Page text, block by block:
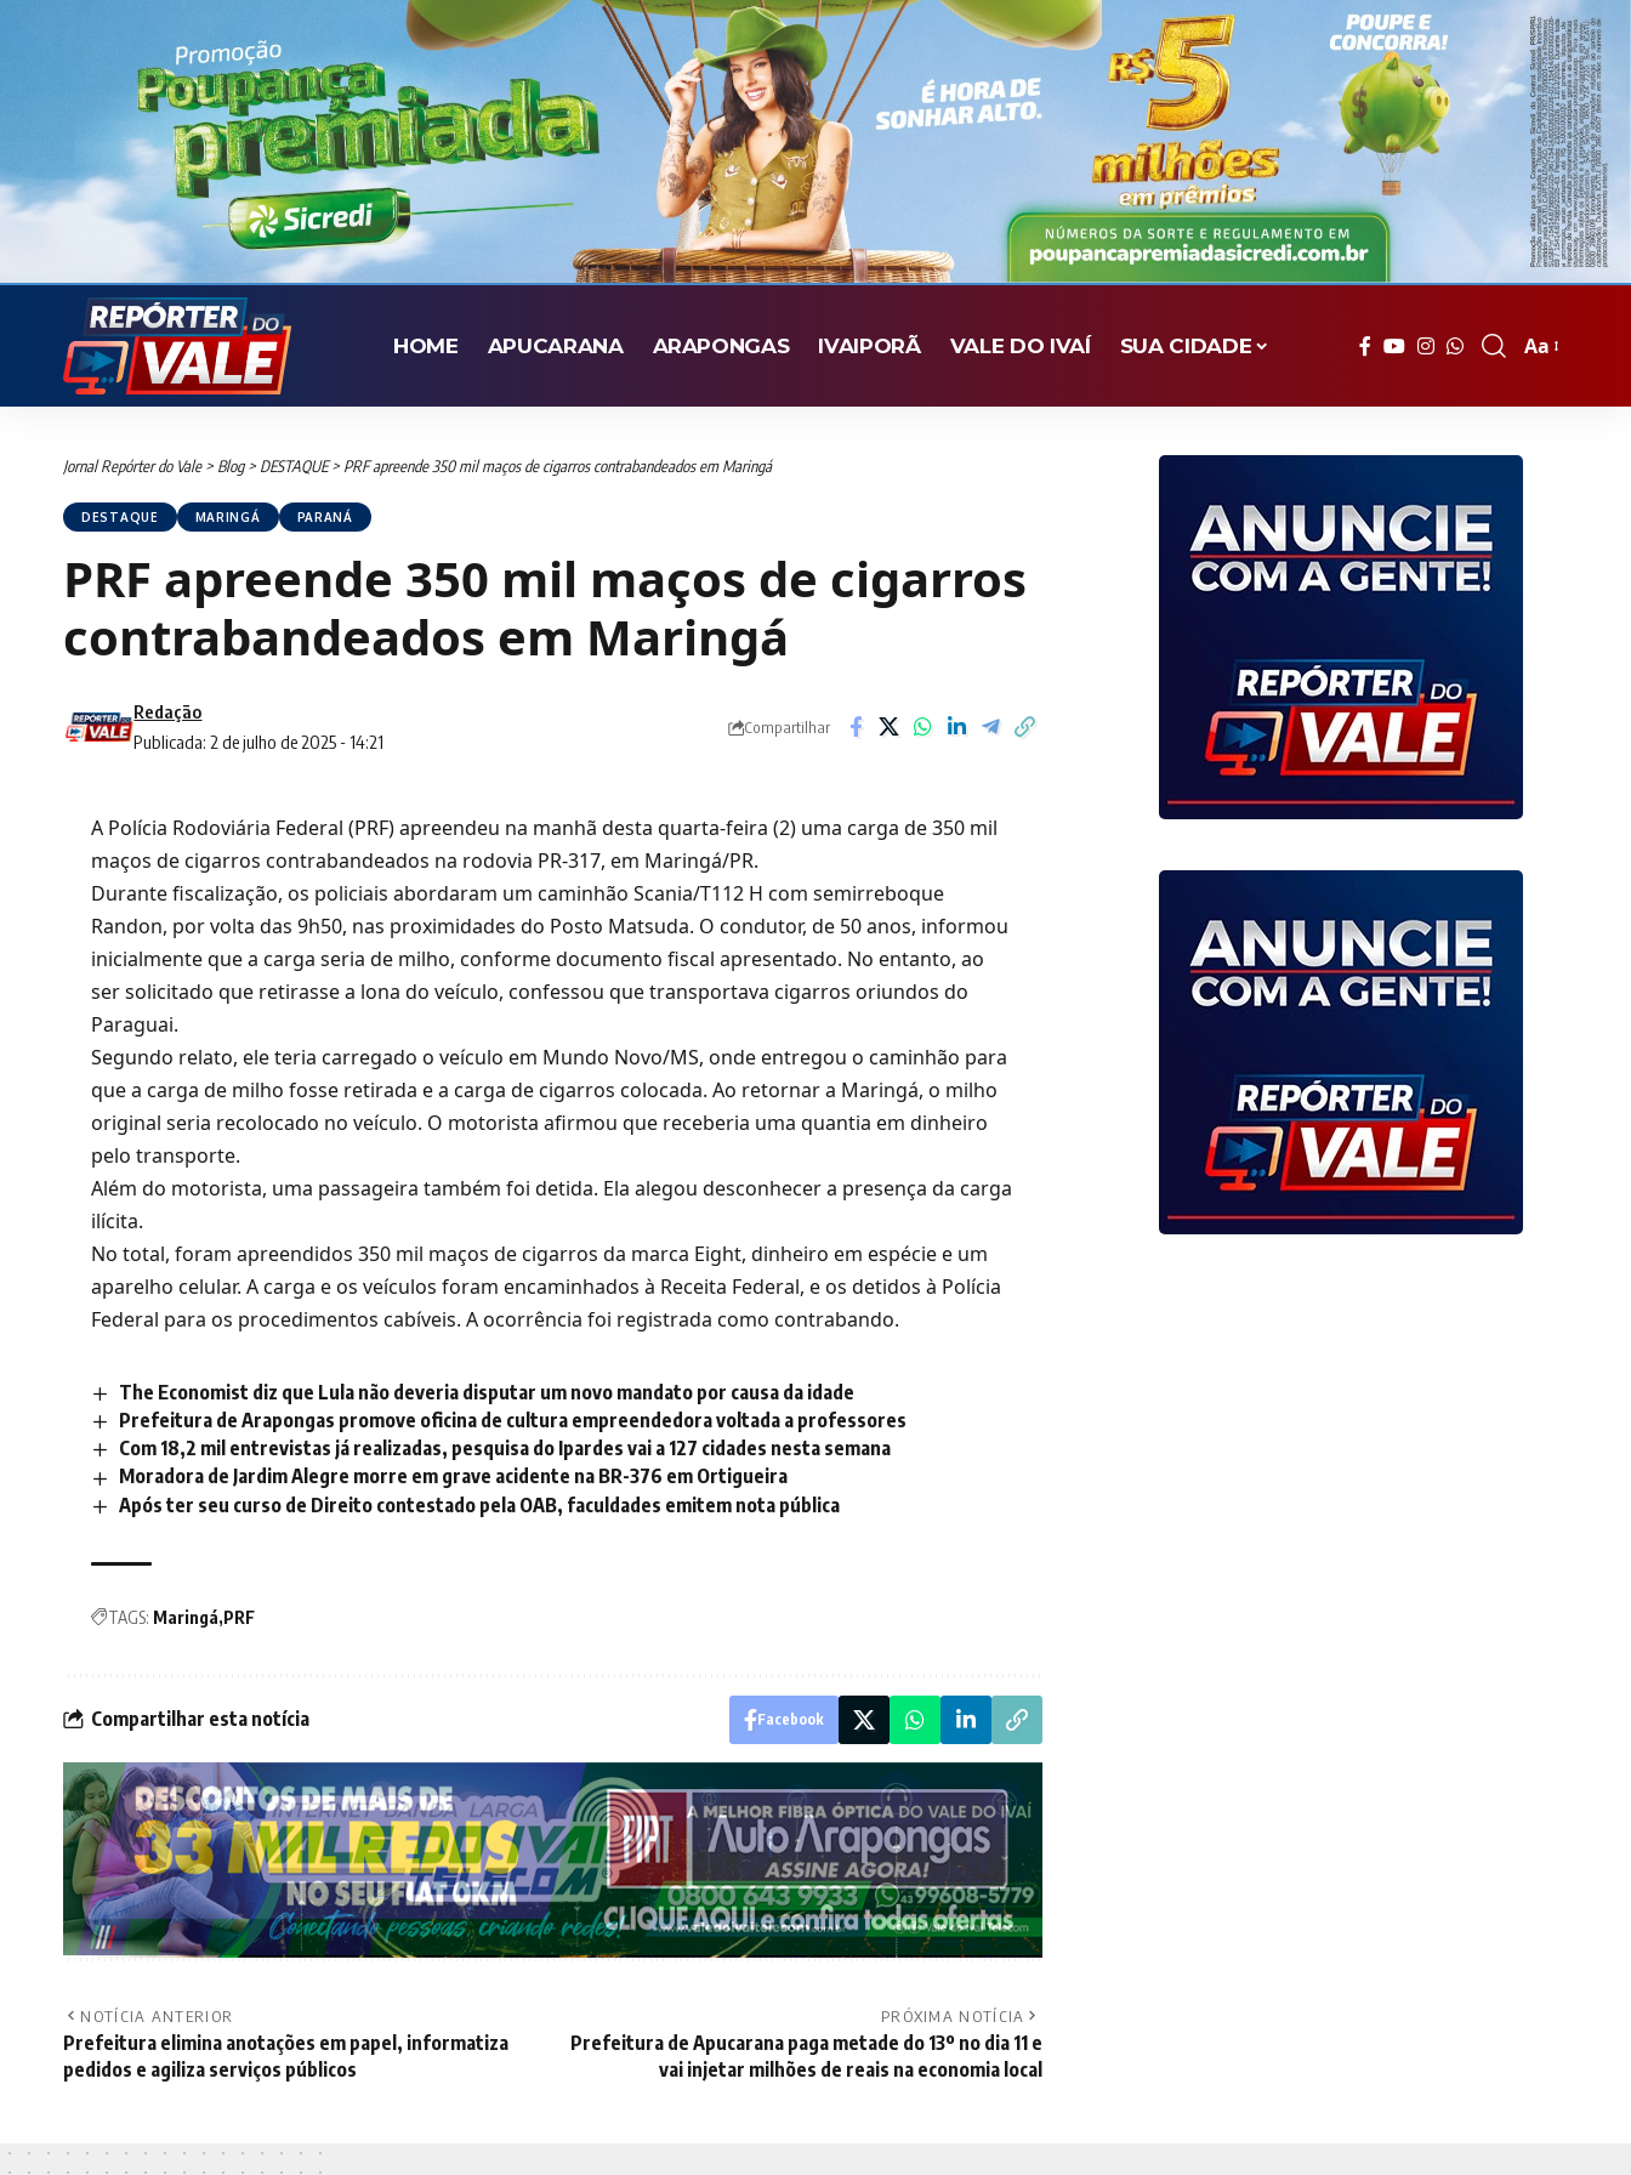
HOME APUCARANA ARAPONGAS IVAIPORÃ VALE DO IVAÍ SUA CIDADE
Font
Aa
Jornal Repórter do Vale> Blog> DESTAQUE> PRF apreende 350 mil maços de cigarros contrabandeados em Maringá
DESTAQUE MARINGÁ PARANÁ
PRF apreende 350 mil maços de cigarros
contrabandeados em Maringá
Publicada: 2 de julho de 2025 - 14:21
Redação
Compartilhar
A Polícia Rodoviária Federal (PRF) apreendeu na manhã desta quarta-feira (2) uma carga de 350 mil
maços de cigarros contrabandeados na rodovia PR-317, em Maringá/PR.
Durante fiscalização, os policiais abordaram um caminhão Scania/T112 H com semirreboque
Randon, por volta das 9h50, nas proximidades do Posto Matsuda. O condutor, de 50 anos, informou
inicialmente que a carga seria de milho, conforme documento fiscal apresentado. No entanto, ao
ser solicitado que retirasse a lona do veículo, confessou que transportava cigarros oriundos do
Paraguai.
Segundo relato, ele teria carregado o veículo em Mundo Novo/MS, onde entregou o caminhão para
que a carga de milho fosse retirada e a carga de cigarros colocada. Ao retornar a Maringá, o milho
original seria recolocado no veículo. O motorista afirmou que receberia uma quantia em dinheiro
pelo transporte.
Além do motorista, uma passageira também foi detida. Ela alegou desconhecer a presença da carga
ilícita.
No total, foram apreendidos 350 mil maços de cigarros da marca Eight, dinheiro em espécie e um
aparelho celular. A carga e os veículos foram encaminhados à Receita Federal, e os detidos à Polícia
Federal para os procedimentos cabíveis. A ocorrência foi registrada como contrabando.
The Economist diz que Lula não deveria disputar um novo mandato por causa da idade
Prefeitura de Arapongas promove oficina de cultura empreendedora voltada a professores
Com 18,2 mil entrevistas já realizadas, pesquisa do Ipardes vai a 127 cidades nesta semana
Moradora de Jardim Alegre morre em grave acidente na BR-376 em Ortigueira
Após ter seu curso de Direito contestado pela OAB, faculdades emitem nota pública
TAGS: Maringá PRF
Compartilhar esta notícia Facebook
NOTÍCIA ANTERIOR
Prefeitura elimina anotações em papel, informatiza
pedidos e agiliza serviços públicos
PRÓXIMA NOTÍCIA
Prefeitura de Apucarana paga metade do 13º no dia 11 e
vai injetar milhões de reais na economia local